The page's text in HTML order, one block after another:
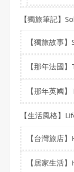
【獨旅筆記】
【獨旅故事
【那年法國
【那年英國
【生活風格】
【台灣旅店
【居家生活